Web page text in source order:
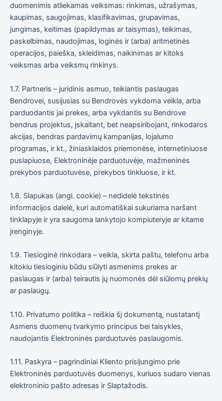
duomenimis atliekamas veiksmas: rinkimas, užrašymas,
kaupimas, saugojimas, klasifikavimas, grupavimas,
jungimas, keitimas (papildymas ar taisymas), teikimas,
paskelbimas, naudojimas, loginės ir (arba) aritmetinės
operacijos, paieška, skleidimas, naikinimas ar kitoks
veiksmas arba veiksmų rinkinys.
1.7. Partneris – juridinis asmuo, teikiantis paslaugas
Bendrovei, susijusias su Bendrovės vykdoma veikla, arba
parduodantis jai prekes, arba vykdantis su Bendrove
bendrus projektus, įskaitant, bet neapsiribojant, rinkodaros
akcijas, bendras pardavimų kampanijas, lojalumo
programas, ir kt., žiniasklaidos priemonėse, internetiniuose
puslapiuose, Elektroninėje parduotuvėje, mažmeninės
prekybos parduotuvėse, prekybos tinkluose, ir kt.
1.8. Slapukas (angl. cookie) – nedidelė tekstinės
informacijos dalelė, kuri automatiškai sukuriama naršant
tinklapyje ir yra saugoma lankytojo kompiuteryje ar kitame
įrenginyje.
1.9. Tiesioginė rinkodara – veikla, skirta paštu, telefonu arba
kitokiu tiesioginiu būdu siūlyti asmenims prekes ar
paslaugas ir (arba) teirautis jų nuomonės dėl siūlomų prekių
ar paslaugų.
1.10. Privatumo politika – reiškia šį dokumentą, nustatantį
Asmens duomenų tvarkymo principus bei taisykles,
naudojantis Elektroninės parduotuvės paslaugomis.
1.11. Paskyra – pagrindiniai Kliento prisijungimo prie
Elektroninės parduotuvės duomenys, kuriuos sudaro vienas
elektroninio pašto adresas ir Slaptažodis.
funkcionalumą
ir struktūrą,
atsižvelgdami
į tai, kaip
svetainė yra
naudojama.
Kad mūsų
svetainė
veiktų kuo
geriau jūsų
apsilankymo
metu. Jei
atsisakysite
šių slapukų,
kai kurios
funkcijos iš
Rinkodara
Dalindamiesi
elgesiu, kai
lankotės
mūsų
svetainėje,
padidinate
pamatyti
turinį ir
pasiūlymus.